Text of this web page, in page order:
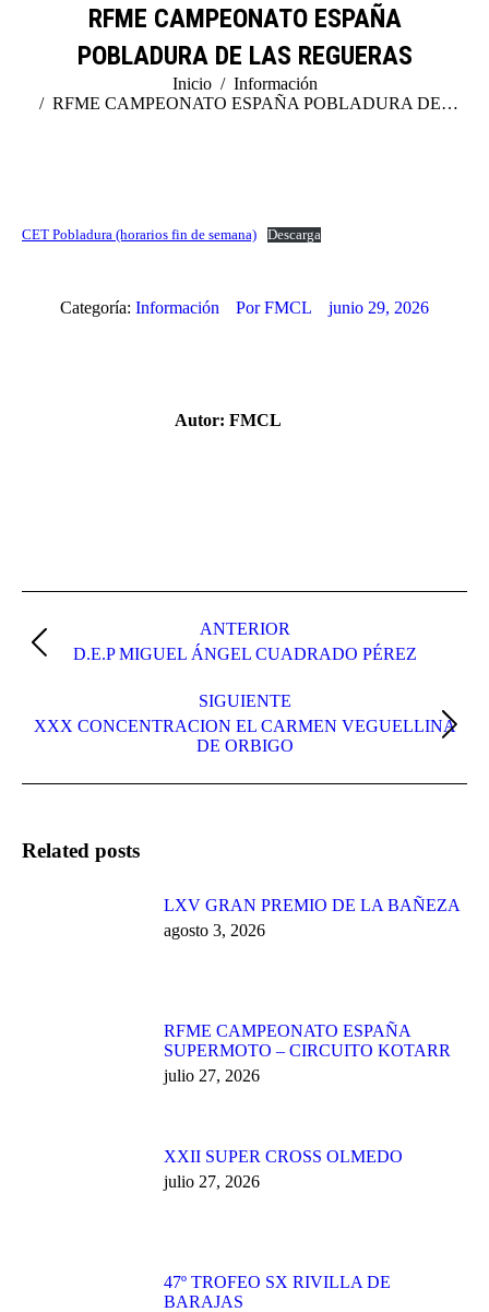
RFME CAMPEONATO ESPAÑA
POBLADURA DE LAS REGUERAS
Inicio
Información
RFME CAMPEONATO ESPAÑA POBLADURA DE…
CET Pobladura (horarios fin de semana) Descarga
Categoría: Información PorFMCL junio 29, 2026
Autor: FMCL
entre
publicaciones
ANTERIOR
Publicación
D.E.P MIGUEL ÁNGEL CUADRADO PÉREZ
SIGUIENTE
Publicación
siguiente:
XXX CONCENTRACION EL CARMEN VEGUELLINA
DE ORBIGO
Related posts
LXV GRAN PREMIO DE LA BAÑEZA
agosto 3, 2026
RFME CAMPEONATO ESPAÑA
SUPERMOTO – CIRCUITO KOTARR
julio 27, 2026
XXII SUPER CROSS OLMEDO
julio 27, 2026
47º TROFEO SX RIVILLA DE
BARAJAS